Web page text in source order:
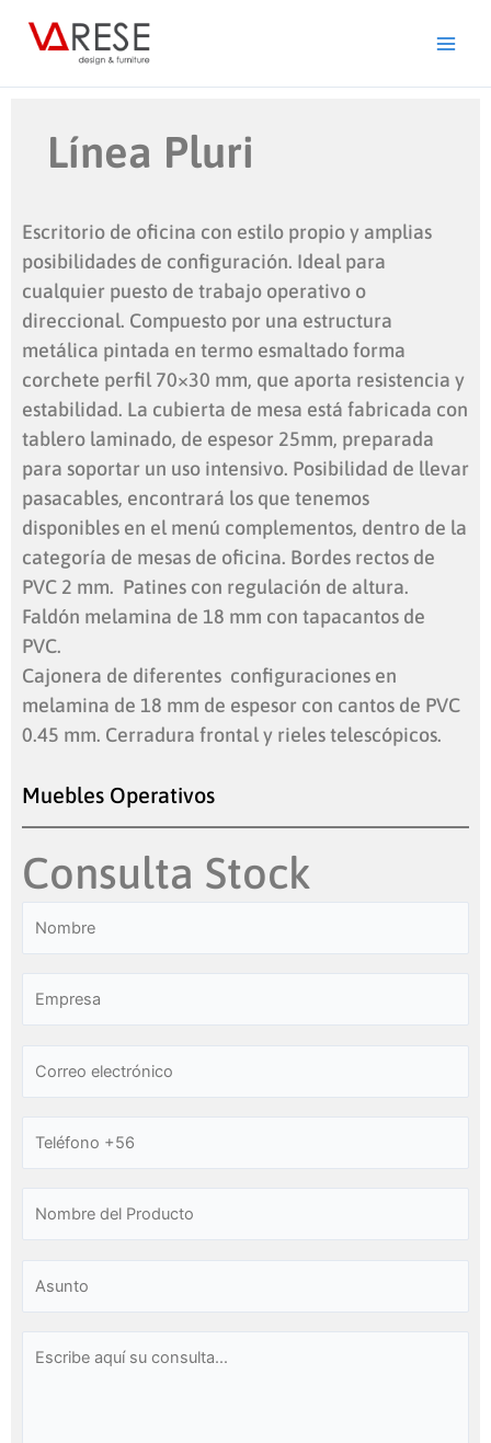
Línea Pluri
Escritorio de oficina con estilo propio y amplias
posibilidades de configuración. Ideal para
cualquier puesto de trabajo operativo o
direccional. Compuesto por una estructura
metálica pintada en termo esmaltado forma
corchete perfil 70×30 mm, que aporta resistencia y
estabilidad. La cubierta de mesa está fabricada con
tablero laminado, de espesor 25mm, preparada
para soportar un uso intensivo. Posibilidad de llevar
pasacables, encontrará los que tenemos
disponibles en el menú complementos, dentro de la
categoría de mesas de oficina. Bordes rectos de
PVC 2 mm. Patines con regulación de altura.
Faldón melamina de 18 mm con tapacantos de
PVC.
Cajonera de diferentes configuraciones en
melamina de 18 mm de espesor con cantos de PVC
0.45 mm. Cerradura frontal y rieles telescópicos.
Muebles Operativos
Consulta Stock